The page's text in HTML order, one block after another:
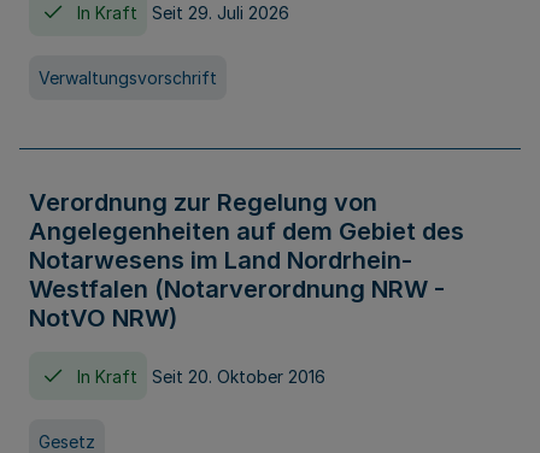
In Kraft Seit 29. Juli 2026
Verwaltungsvorschrift
Verordnung zur Regelung von
Angelegenheiten auf dem Gebiet des
Notarwesens im Land Nordrhein-
Westfalen (Notarverordnung NRW -
NotVO NRW)
In Kraft Seit 20. Oktober 2016
Gesetz